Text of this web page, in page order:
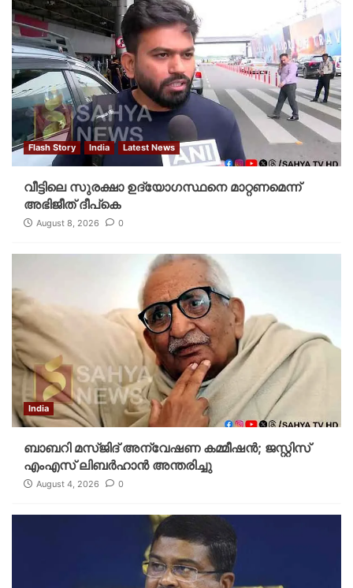
നേട്ടമായത്. ഈ
കറന്‍സികള്‍
സമീപകാലത്തെ...
Flash Story India Latest News
വീട്ടിലെ സുരക്ഷാ ഉദ്യോഗസ്ഥനെ മാറ്റണമെന്ന്
അഭിജീത് ദീപ്‌കെ
August 8, 2026 0
India
ബാബറി മസ്ജിദ് അന്വേഷണ കമ്മീഷന്‍; ജസ്റ്റിസ്
എംഎസ് ലിബര്‍ഹാന്‍ അന്തരിച്ചു
August 4, 2026 0